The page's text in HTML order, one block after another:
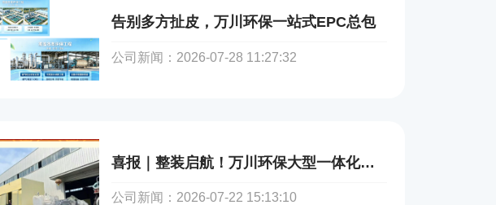
告别多方扯皮，万川环保一站式EPC总包
公司新闻：2026-07-28 11:27:32
喜报｜整装启航！万川环保大型一体化生化设备顺利发往山东烟台
公司新闻：2026-07-22 15:13:10